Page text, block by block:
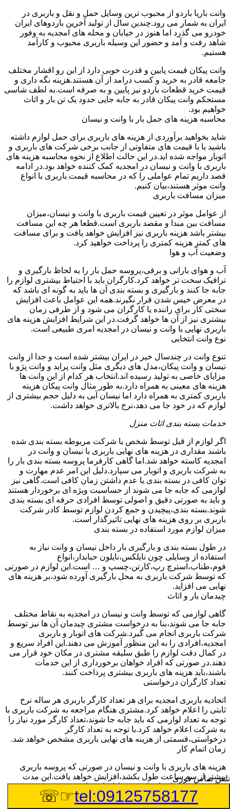
وانت باریا باردو از محبوب ترین وسایل حمل و نقل و باربری در
ایران به شمار می رود.چندین سال از تولید آخرین باردوهای ایران
خودرو می گذرد اما هنوز در خیابان و محله های امجدیه به وفور
شاهد رفت و آمد و حضور این وسیله باربری محبوب و کارآمد
هستیم.
وانت پیکان قیمت پایین و قدرت خوبی دارد از این رو اقشار مختلف
جامعه قادر به خرید و کسب درامد از آن هستند.هزینه نگه داری و
قیمت خرید قطعات باردو نیز پایین و به صرفه است.به لطف شاسی
مستحکم وانت پیکان قادر به جابه جایی حدود یک تن بار و اثاث
خواهیم بود.
محاسبه هزینه های حمل بار با وانت و نیسان
شاید بخواهید برآوردی از هزینه های باربری برای حمل لوازم داشته
باشید یا با قیمت های متفاوتی از جانب برخی شرکت های باربری و
اتوبار مواجه شده اید.در این حالت اطلاع از نحوه محاسبه هزینه های
باربری با وانت و نیسان در امجدیه کمک کننده خواهد بود.در ادامه
قصد داریم تمام عواملی را که در محاسبه قیمت باربری با انواع
وانت موثر هستند،بیان کنیم.
میزان مسافت باربری
از عوامل موثر در تعیین قیمت باربری با وانت و نیسان،میزان
مسافت بین مبدا و مقصد باربری است.قطعا هر چه این مسافت
بیشتر باشد هزینه باربری نیز افزایش خواهد یافت و برای مسافت
های کمتر هزینه کمتری را پرداخت خواهید کرد.
وضعیت آب و هوا
آب و هوای بارانی و برفی،پروسه حمل بار را به لحاظ بارگیری و
ترافیک سخت تر خواهد کرد.کارگران باید با احتیاط بیشتری لوازم را
جابه جا کنند و بارگیری و بسته بندی آن ها باید به گونه ای باشد که
در معرض خیس شدن قرار نگیرند.همه این عوامل باعث افزایش
سختی کار برای راننده یا کارگران می شود و از طرفی زمان
بیشتری نیز از آن ها خواهد گرفت.در این شرایط افزایش هزینه های
باربری نهایی با وانت و نیسان در امجدیه امری طبیعی است.
نوع وانت انتخابی
تنوع وانت در چندسال خیر در ایران بیشتر شده است و جدا از وانت
نیسان و وانت پیکان،مدل های دیگری مثل وانت پراید و وانت پژو با
مزایای خاصی به تولید رسیده اند.انتخاب هر کدام از این وانت ها
هزینه های معینی به همراه دارد.به طور مثال وانت پیکان هزینه
باربری کمتری به همراه دارد اما نیسان آبی به دلیل حجم بیشتری از
لوازم که در خود جا می دهد،نرخ بالاتری خواهد داشت.
خدمات بسته بندی اثاث منزل
اگر لوازم از قبل توسط شخص یا شرکت مربوطه بسته بندی شده
باشند مقداری در هزینه های نهایی باربری با نیسان و وانت در
امجدیه کاسته خواهد شد.اما گاهی کارفرما پروسه بسته بندی بار را
به شرکت باربری و اتوبار می سپارد.دلیل این امر عدم مهارت و
توان کافی در بسته بندی یا عدم داشتن زمان کافی است.گاهی نیز
لوازمی که جابه جا می شوند از حساسیت ویژه ای برخوردار هستند
و باید به صورتی دقیق و اصولی توسط افرادی حرفه ای بسته بندی
شوند.بسته بندی،پیچیدن و جمع کردن لوازم توسط کادر شرکت
باربری بر روی هزینه های نهایی تاثیرگذار است.
میزان لوازم مورد استفاده در بسته بندی
در طول بسته بندی و بارگیری بار داخل نیسان و وانت نیاز به
استفاده از وسایلی چون نایلکس،نایلون حبابدار،انواع
فوم،طناب،استرچ رپ،کارتن،چسپ و … است.این لوازم در صورتی
که توسط شرکت باربری به محل بارگیری آورده شود،بر هزینه های
نهایی می افزاید.
چیدمان بار و اثاث
گاهی لوازمی که توسط وانت و نیسان در امجدیه به نقاط مختلف
جابه جا می شوند،بنا به درخواست مشتری چیدمان آن ها نیز توسط
شرکت باربری انجام می گیرد.شرکت های اتوبار و باربری
امجدیه،افرادی را به این منظور آموزش می دهند.این افراد سریع و
در کمال دقت لوازم را طبق سلیقه مشتری در مکان خود قرار می
دهند.در صورتی که افراد خواهان برخورداری از این خدمات
باشند،باید هزینه های باربری بیشتری پرداخت کنند.
تعداد کارگران درخواستی
اتحادیه باربری امجدیه برای هر تعداد کارگر باربری هر ساله نرخ
ثابتی را اعلام خواهد کرد.مشتری هنگام مراجعه به شرکت باربری با
توجه به تعداد لوازمی که باید جابه جا شوند،تعداد کارگر مورد نیاز را
به شرکت اعلام خواهد کرد.با توجه به تعداد کارگر
درخواستی،قسمتی از هزینه های نهایی باربری مشخص خواهد شد.
زمان اتمام کار
هزینه های باربری با وانت و نیسان در صورتی که پروسه باربری
بیشتر از سه ساعت طول بکشد،افزایش خواهد یافت.این مدت
زمان به صورت استادندارد توسط اتحادیه باربری تعیین شده
است.عواملی مثل آب وهوا،ترافیک،شرایط جغرافیایی مبدا یا حجم
زیاد لوازم ممکن است باعث افزایش مدت زمان بارگیری و باربری
تلفن تماس فوری
tel:09125758177
☞☏